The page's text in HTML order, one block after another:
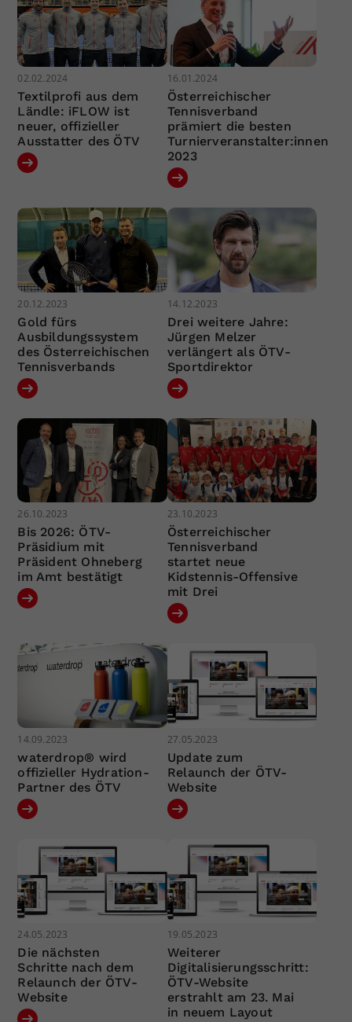
02.02.2024
Textilprofi aus dem
Ländle: iFLOW ist
neuer, offizieller
Ausstatter des ÖTV
16.01.2024
Österreichischer
Tennisverband
prämiert die besten
Turnierveranstalter:innen
2023
20.12.2023
Gold fürs
Ausbildungssystem
des Österreichischen
Tennisverbands
14.12.2023
Drei weitere Jahre:
Jürgen Melzer
verlängert als ÖTV-
Sportdirektor
26.10.2023
Bis 2026: ÖTV-
Präsidium mit
Präsident Ohneberg
im Amt bestätigt
23.10.2023
Österreichischer
Tennisverband
startet neue
Kidstennis-Offensive
mit Drei
14.09.2023
waterdrop® wird
offizieller Hydration-
Partner des ÖTV
27.05.2023
Update zum
Relaunch der ÖTV-
Website
24.05.2023
Die nächsten
Schritte nach dem
Relaunch der ÖTV-
Website
19.05.2023
Weiterer
Digitalisierungsschritt:
ÖTV-Website
erstrahlt am 23. Mai
in neuem Layout